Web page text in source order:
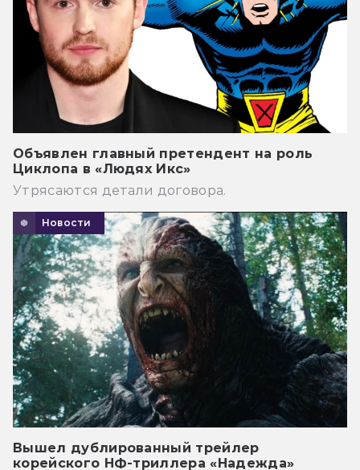
Объявлен главный претендент на роль
Циклопа в «Людях Икс»
Утрясаются детали договора.
Новости
Вышел дублированный трейлер
корейского НФ-триллера «Надежда»